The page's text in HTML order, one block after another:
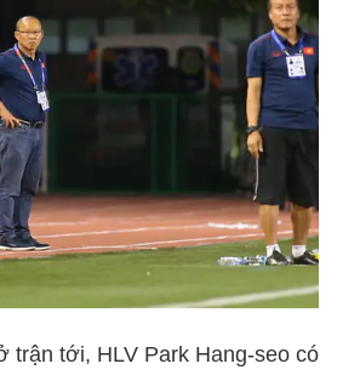
trận tới, HLV Park Hang-seo có